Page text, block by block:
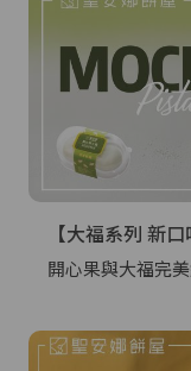
【大福系列 新口
開心果與大福完